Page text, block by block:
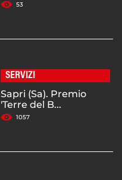
53
SERVIZI
Sapri (Sa). Premio
'Terre del B...
1057